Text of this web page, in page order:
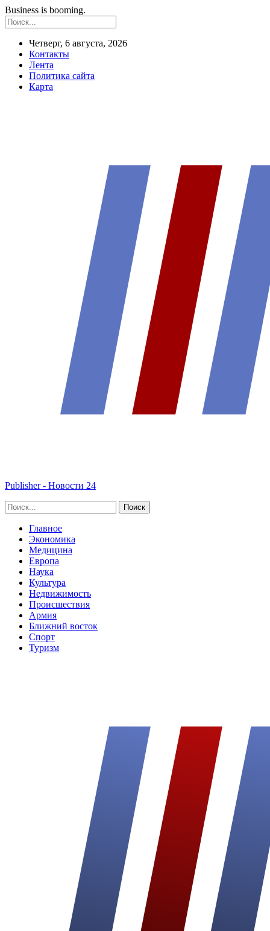
Business is booming.
Четверг, 6 августа, 2026
Контакты
Лента
Политика сайта
Карта
Publisher - Новости 24
Главное
Экономика
Медицина
Европа
Наука
Культура
Недвижимость
Происшествия
Армия
Ближний восток
Спорт
Туризм